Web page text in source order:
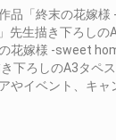
品「終末の花嫁
先生描き下ろし
花嫁様 -sweet
下ろしのA3タペ
やイベント、キ